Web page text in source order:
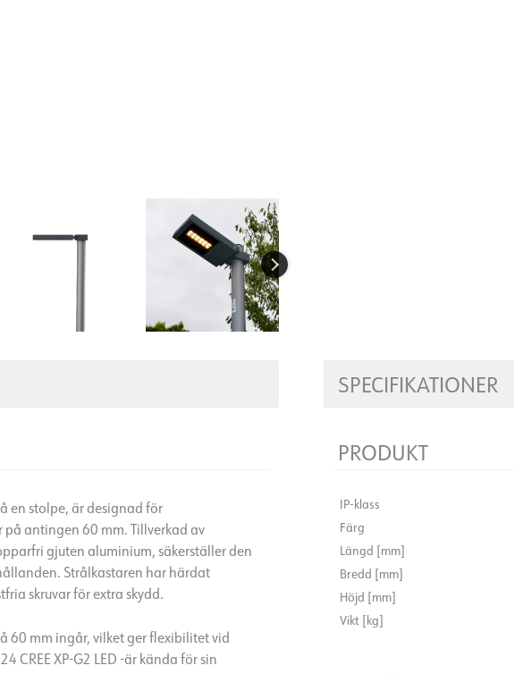
en stolpe, är designad för
antingen 60 mm. Tillverkad av
gjuten aluminium, säkerställer den
Strålkastaren har härdat
skruvar för extra skydd.
60 mm ingår, vilket ger flexibilitet vid
CREE XP-G2 LED -är kända för sin
SPECIFIKATIONER
PRODUKT
IP-klass
Färg
Längd [mm]
Bredd [mm]
Höjd [mm]
Vikt [kg]